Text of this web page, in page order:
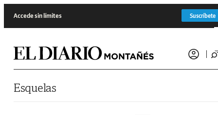
Accede sin límites Suscríbete
Esquelas